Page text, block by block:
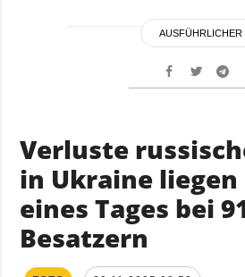
AUSFÜHRLICHER
Verluste
in Ukraine
eines Tages bei
Besatzern